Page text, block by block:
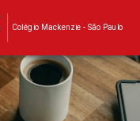
Colégio Mackenzie - São Paulo